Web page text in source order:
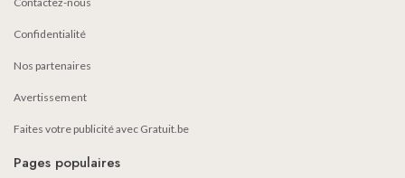
Confidentialité
Nos partenaires
Avertissement
Faites votre publicité avec Gratuit.be
Pages populaires